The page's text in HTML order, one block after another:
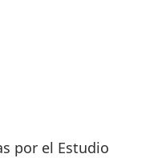
por el Estudio